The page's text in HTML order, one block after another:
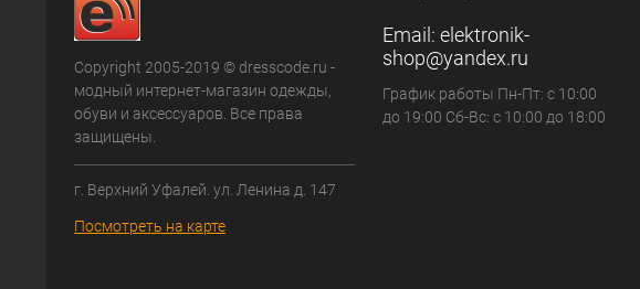
Copyright 2005-2019 © dresscode.ru -
модный интернет-магазин одежды,
обуви и аксессуаров. Все права
защищены.
г. Верхний Уфалей. ул. Ленина д. 147
Посмотреть на карте
Email: elektronik-
shop@yandex.ru
График работы Пн-Пт: с 10:00
до 19:00 Сб-Вс: с 10:00 до 18:00